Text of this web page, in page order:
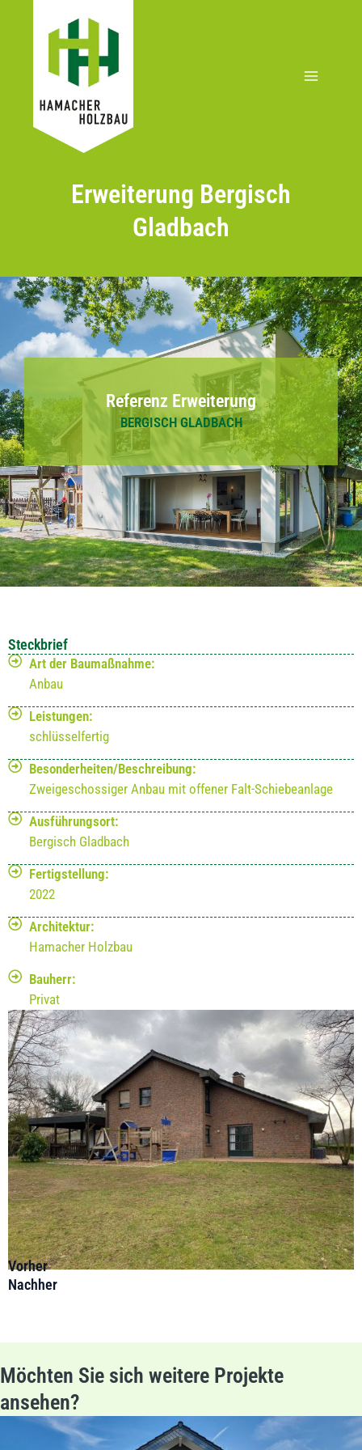
Erweiterung Bergisch
Gladbach
Referenz Erweiterung
BERGISCH GLADBACH
Steckbrief
Art der Baumaßnahme:
Anbau
Leistungen:
schlüsselfertig
Besonderheiten/Beschreibung:
Zweigeschossiger Anbau mit offener Falt-Schiebeanlage
Ausführungsort:
Bergisch Gladbach
Fertigstellung:
2022
Architektur:
Hamacher Holzbau
Bauherr:
Privat
Vorher
Nachher
Möchten Sie sich weitere Projekte
ansehen?